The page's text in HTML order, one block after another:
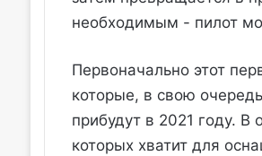
необходимым - пилот
Первоначально этот
которые, в свою
прибудут в 2021 году.
которых хватит для